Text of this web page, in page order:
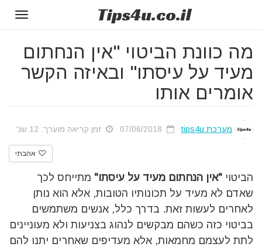
Tips4u.co.il
מה כוונת הביטוי "אין הנחתום
מעיד על עיסתו" ובאיזה הקשר
אומרים אותו
מערכת tips4u זמן קריאה מוערך: 12 שנ'
אהבתי
הביטוי "אין הנחתום מעיד על עיסתו" מתייחס לכך
שאדם לא מעיד על תכונותיו הטובות, אלא הוא נותן
לאחרים לעשות זאת. בדרך כלל, אנשים משתמשים
בביטוי כזה כשהם מבקשים לנהוג בצניעות ולא מעוניינים
לתת לעצמם מחמאות, אלא מעדיפים שאחרים יתנו להם